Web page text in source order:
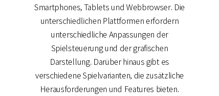
Smartphones, Tablets und Webbrowser. Die
unterschiedlichen Plattformen erfordern
unterschiedliche Anpassungen der
Spielsteuerung und der grafischen
Darstellung. Darüber hinaus gibt es
verschiedene Spielvarianten, die zusätzliche
Herausforderungen und Features bieten.